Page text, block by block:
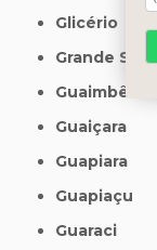
Glicério
Grande São
Guaimbê
Guaiçara
Guapiara
Guapiaçu
Guaraci